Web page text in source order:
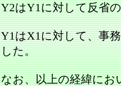
Y2はY1に対して反省
Y1はX1に対して、事
した。
なお、以上の経緯にお